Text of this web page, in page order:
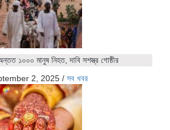
১০০০ মানুষ নিহত, দাবি সশস্ত্র গোষ্ঠীর
2, 2025 / সব খবর